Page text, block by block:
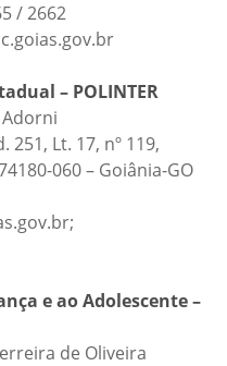
/ 2662
– POLINTER
251, Lt. 17, nº 119,
060 – Goiânia-GO
e ao Adolescente –
de Oliveira